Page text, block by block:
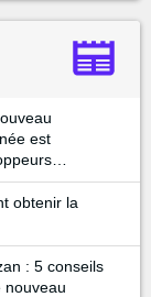
est
obtenir la
: 5 conseils
nouveau